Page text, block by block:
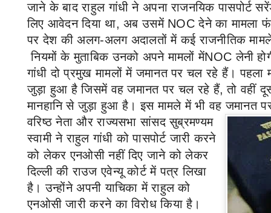
जाने के बाद राहुल गांधी ने अपना राजनयिक पासपोर्ट
लिए आवेदन दिया था,अब उसमें NOCदेने का मामला
पर देश की अलग-अलग अदालतों में कई राजनीतिक मामले
नियमों के मुताबिक उनको अपने मामलों मेंNOCलेनी
गांधी दो प्रमुख मामलों में जमानत पर चल रहे हैं।
जुड़ा हुआ है जिसमें वह जमानत पर चल रहे हैं,तो वहीं
मानहानि से जुड़ा हुआ है। इस मामले में भी वह जमानत
वरिष्ठ नेता और राज्यसभा सांसद सुब्रमण्यम
स्वामी ने राहुल गांधी को पासपोर्ट जारी करने
को लेकर एनओसी नहीं दिए जाने को लेकर
दिल्ली की राउज एवेन्यू कोर्ट में पत्र लिखा
है। उन्होंने अपनी याचिका में राहुल को
एनओसी जारी करने का विरोध किया है।